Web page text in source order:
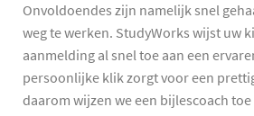
Onvoldoendes zijn namelijk snel
weg te werken. StudyWorks wijst uw
aanmelding al snel toe aan een
persoonlijke klik zorgt voor een
daarom wijzen we een bijlescoach